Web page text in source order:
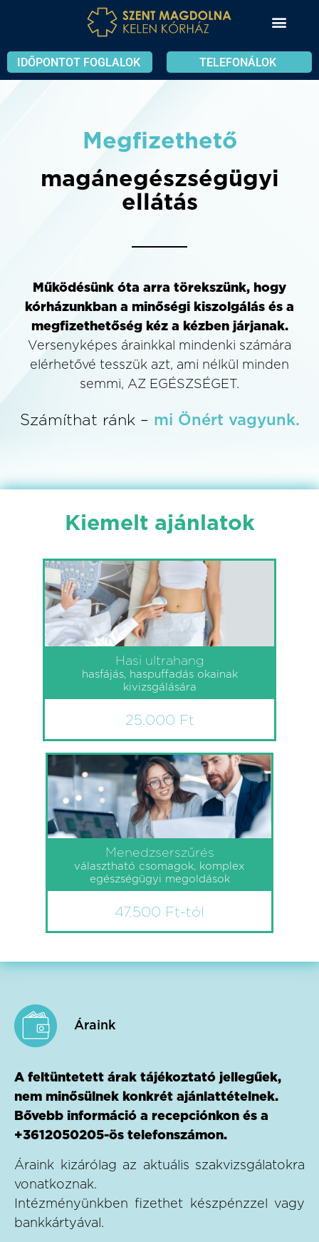
IDŐPONTOT FOGLALOK TELEFONÁLOK
Megfizethető
magánegészségügyi
ellátás
Működésünk óta arra törekszünk, hogy
kórházunkban a minőségi kiszolgálás és a
megfizethetőség kéz a kézben járjanak.
Versenyképes árainkkal mindenki számára
elérhetővé tesszük azt, ami nélkül minden
semmi, AZ EGÉSZSÉGET.
Számíthat ránk – mi Önért vagyunk.
Kiemelt ajánlatok
Hasi ultrahang
hasfájás, haspuffadás okainak
kivizsgálására
25.000 Ft
Menedzserszűrés
választható csomagok, komplex
egészségügyi megoldások
47.500 Ft-tól
Áraink
A feltüntetett árak tájékoztató jellegűek,
nem minősülnek konkrét ajánlattételnek.
Bővebb információ a recepciónkon és a
+3612050205-ös telefonszámon.
Áraink kizárólag az aktuális szakvizsgálatokra
vonatkoznak.
Intézményünkben fizethet készpénzzel vagy
bankkártyával.